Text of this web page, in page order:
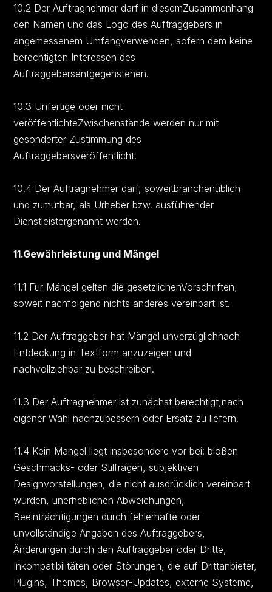
10.2 Der Auftragnehmer darf in diesemZusammenhang
den Namen und das Logo des Auftraggebers in
angemessenem Umfangverwenden, sofern dem keine
berechtigten Interessen des
Auftraggebersentgegenstehen.
10.3 Unfertige oder nicht
veröffentlichteZwischenstände werden nur mit
gesonderter Zustimmung des
Auftraggebersveröffentlicht.
10.4 Der Auftragnehmer darf, soweitbranchenüblich
und zumutbar, als Urheber bzw. ausführender
Dienstleistergenannt werden.
11.Gewährleistung und Mängel
11.1 Für Mängel gelten die gesetzlichenVorschriften,
soweit nachfolgend nichts anderes vereinbart ist.
11.2 Der Auftraggeber hat Mängel unverzüglichnach
Entdeckung in Textform anzuzeigen und
nachvollziehbar zu beschreiben.
11.3 Der Auftragnehmer ist zunächst berechtigt,nach
eigener Wahl nachzubessern oder Ersatz zu liefern.
11.4 Kein Mangel liegt insbesondere vor bei: bloßen
Geschmacks- oder Stilfragen, subjektiven
Designvorstellungen, die nicht ausdrücklich vereinbart
wurden, unerheblichen Abweichungen,
Beeinträchtigungen durch fehlerhafte oder
unvollständige Angaben des Auftraggebers,
Änderungen durch den Auftraggeber oder Dritte,
Inkompatibilitäten oder Störungen, die auf Drittanbieter,
Plugins, Themes, Browser-Updates, externe Systeme,